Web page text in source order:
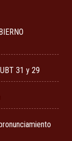
31 y 29